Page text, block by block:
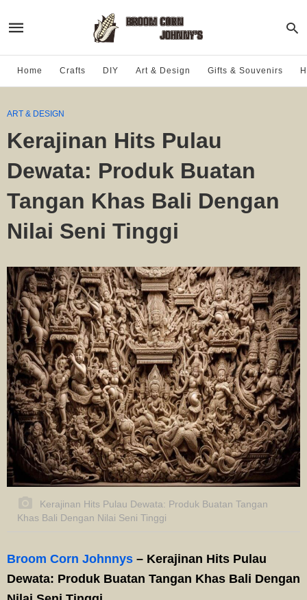
Home Crafts DIY Art & Design Gifts & Souvenirs
ART & DESIGN
Kerajinan Hits Pulau
Dewata: Produk Buatan
Tangan Khas Bali Dengan
Nilai Seni Tinggi
Kerajinan Hits Pulau Dewata: Produk Buatan Tangan
Khas Bali Dengan Nilai Seni Tinggi
Broom Corn Johnnys – Kerajinan Hits Pulau
Dewata: Produk Buatan Tangan Khas Bali Dengan